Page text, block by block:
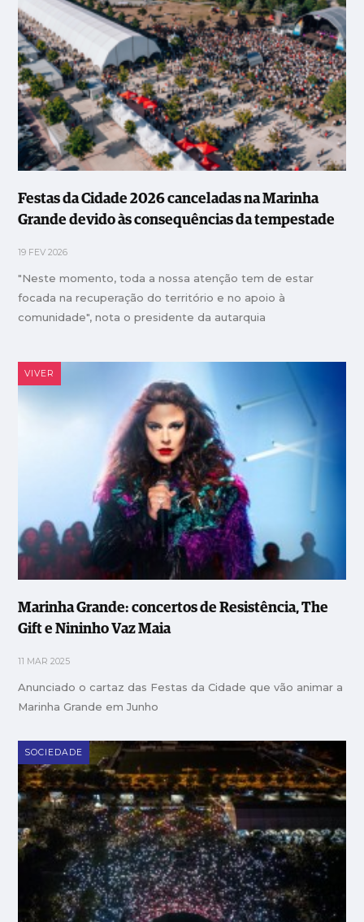
Festas da Cidade 2026 canceladas na Marinha
Grande devido às consequências da tempestade
19 FEV 2026
"Neste momento, toda a nossa atenção tem de estar
focada na recuperação do território e no apoio à
comunidade", nota o presidente da autarquia
VIVER
Marinha Grande: concertos de Resistência, The
Gift e Nininho Vaz Maia
11 MAR 2025
Anunciado o cartaz das Festas da Cidade que vão animar a
Marinha Grande em Junho
SOCIEDADE